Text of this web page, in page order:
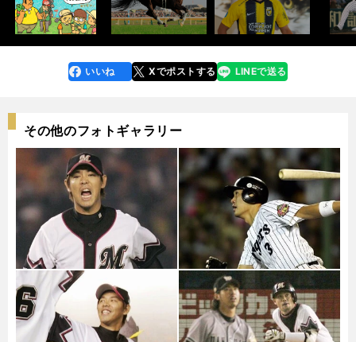
faceboo
k
いいね Xでポストする
line LINEで送る
その他のフォトギャラリー